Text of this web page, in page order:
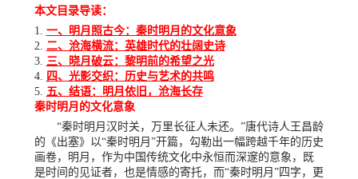
本文目录导读：
一、明月照古今：秦时明月的文化意象
二、沧海横流：英雄时代的壮阔史诗
三、晓月破云：黎明前的希望之光
四、光影交织：历史与艺术的共鸣
五、结语：明月依旧，沧海长存
秦时明月的文化意象
“秦时明月汉时关，万里长征人未还。”唐代诗人王昌龄
的《出塞》以“秦时明月”开篇，勾勒出一幅跨越千年的历史
画卷，明月，作为中国传统文化中永恒而深邃的意象，既
是时间的见证者，也是情感的寄托，而“秦时明月”四字，更